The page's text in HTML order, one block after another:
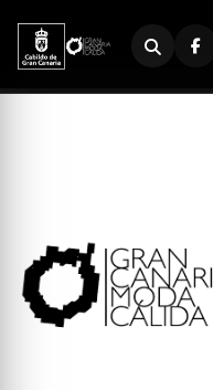
Buscador